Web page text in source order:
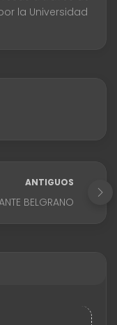
la Universidad
ANTIGUOS
BELGRANO